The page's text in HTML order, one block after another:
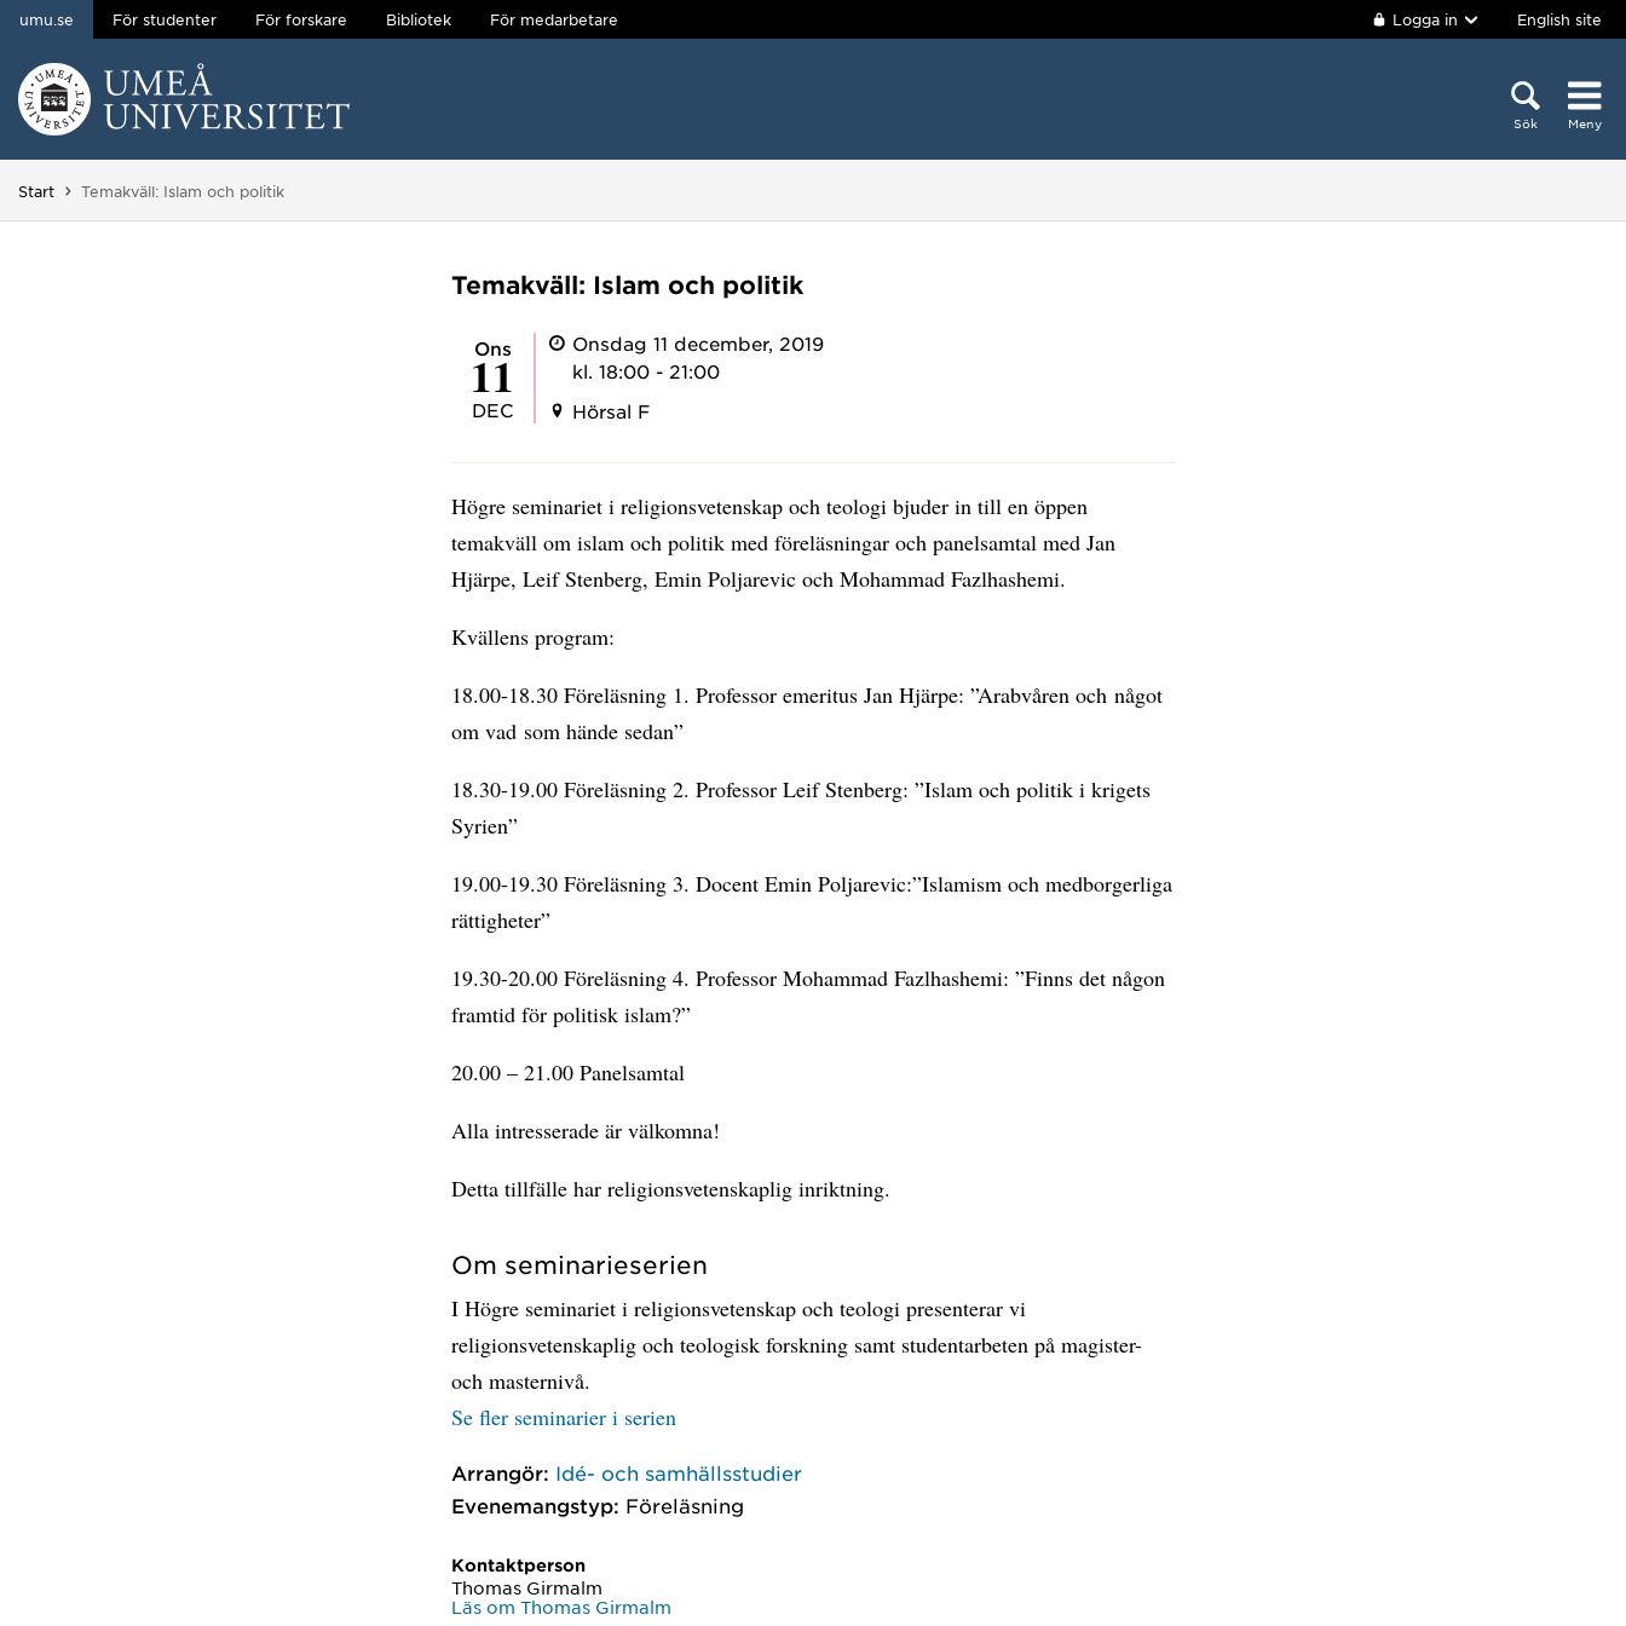
Hoppa direkt till innehållet
umu.se För studenter För forskare Bibliotek För medarbetare Logga in English site
Sök Meny
Start Du är här:
Temakväll: Islam och politik
Temakväll: Islam och politik
ons
11
DEC
Onsdag 11 december, 2019
kl. 18:00 - 21:00
Hörsal F
Högre seminariet i religionsvetenskap och teologi bjuder in till en öppen
temakväll om islam och politik med föreläsningar och panelsamtal med Jan
Hjärpe, Leif Stenberg, Emin Poljarevic och Mohammad Fazlhashemi.
Kvällens program:
18.00-18.30 Föreläsning 1. Professor emeritus Jan Hjärpe: ”Arabvåren och något
om vad som hände sedan”
18.30-19.00 Föreläsning 2. Professor Leif Stenberg: ”Islam och politik i krigets
Syrien”
19.00-19.30 Föreläsning 3. Docent Emin Poljarevic:”Islamism och medborgerliga
rättigheter”
19.30-20.00 Föreläsning 4. Professor Mohammad Fazlhashemi: ”Finns det någon
framtid för politisk islam?”
20.00 – 21.00 Panelsamtal
Alla intresserade är välkomna!
Detta tillfälle har religionsvetenskaplig inriktning.
Om seminarieserien
I Högre seminariet i religionsvetenskap och teologi presenterar vi
religionsvetenskaplig och teologisk forskning samt studentarbeten på magister-
och masternivå.
Se fler seminarier i serien
Arrangör: Idé- och samhällsstudier
Evenemangstyp: Föreläsning
Kontaktperson
Thomas Girmalm
Läs om Thomas Girmalm